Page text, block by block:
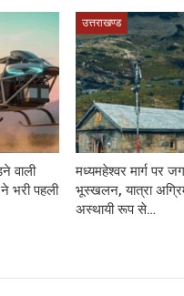
वाली
भरी पहली
उत्तराखण्ड
मध्यमहेश्वर मार्ग पर
भूस्खलन, यात्रा
अस्थायी रूप से…